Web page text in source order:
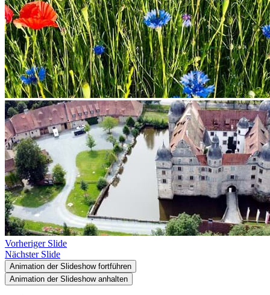
Vorheriger Slide
Nächster Slide
Animation der Slideshow fortführen
Animation der Slideshow anhalten